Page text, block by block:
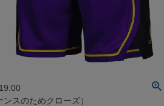
目２２−１ 1F
街店
スのためクローズ）